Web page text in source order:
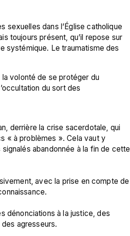
sexuelles dans l’Église catholique
toujours présent, qu’il repose sur
systémique. Le traumatisme des
la volonté de se protéger du
du sort des
derrière la crise sacerdotale, qui
« à problèmes ». Cela vaut y
abandonnée à la fin de cette
avec la prise en compte de
dénonciations à la justice, des